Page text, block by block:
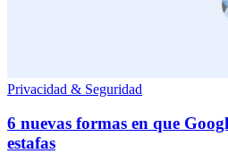
Privacidad & Seguridad
6 nuevas formas en que
estafas